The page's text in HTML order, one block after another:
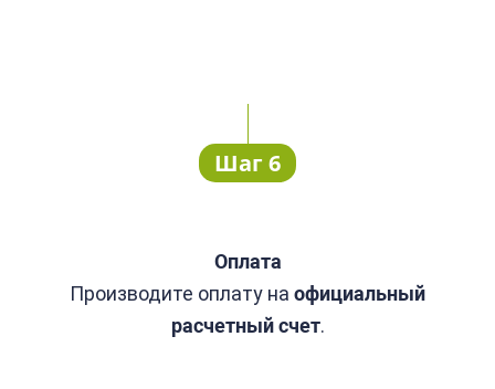
Шаг 6
Оплата
Производите оплату на официальный
расчетный счет.